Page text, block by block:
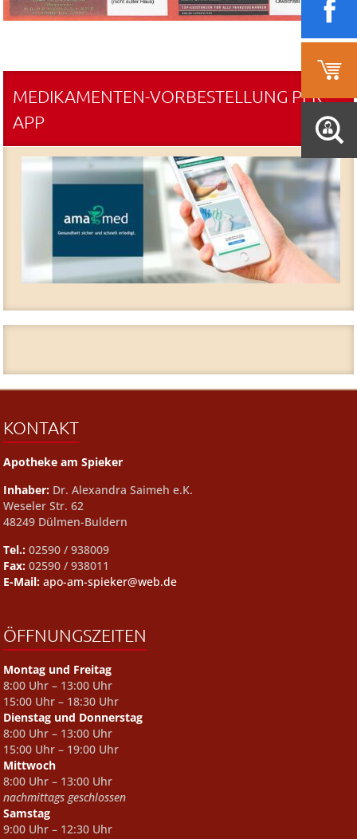
MEDIKAMENTEN-VORBESTELLUNG PER
APP
KONTAKT
Apotheke am Spieker
Inhaber: Dr. Alexandra Saimeh e.K.
Weseler Str. 62
48249 Dülmen-Buldern
Tel.: 02590 / 938009
Fax: 02590 / 938011
E-Mail: apo-am-spieker@web.de
ÖFFNUNGSZEITEN
Montag und Freitag
8:00 Uhr – 13:00 Uhr
15:00 Uhr – 18:30 Uhr
Dienstag und Donnerstag
8:00 Uhr – 13:00 Uhr
15:00 Uhr – 19:00 Uhr
Mittwoch
8:00 Uhr – 13:00 Uhr
nachmittags geschlossen
Samstag
9:00 Uhr – 12:30 Uhr